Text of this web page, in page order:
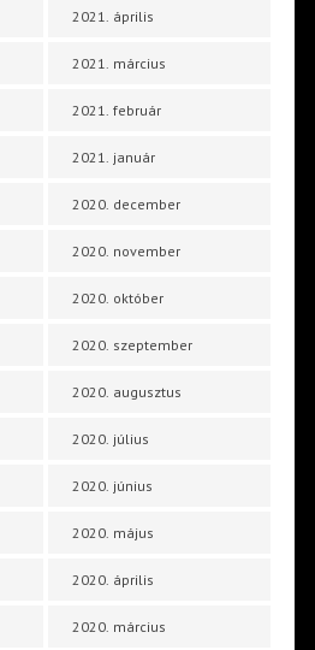
2021. április
2021. március
2021. február
2021. január
2020. december
2020. november
2020. október
2020. szeptember
2020. augusztus
2020. július
2020. június
2020. május
2020. április
2020. március